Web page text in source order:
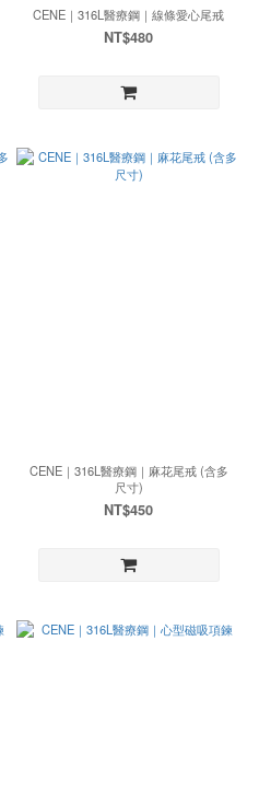
CENE｜316L醫療鋼｜線條愛心尾戒
NT$480
CENE｜316L醫療鋼｜麻花尾戒 (含多
尺寸)
NT$450